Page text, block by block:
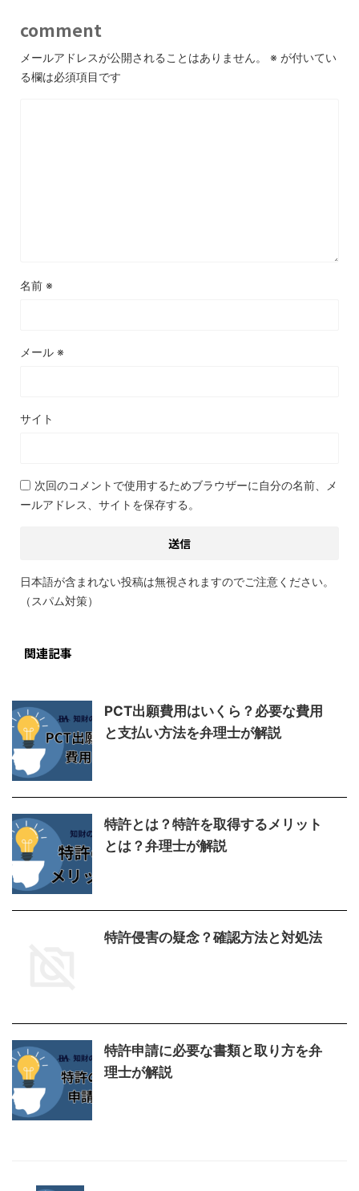
comment
メールアドレスが公開されることはありません。 ※ が付いてい
る欄は必須項目です
名前 ※
メール ※
サイト
次回のコメントで使用するためブラウザーに自分の名前、メ
ールアドレス、サイトを保存する。
日本語が含まれない投稿は無視されますのでご注意ください。
（スパム対策）
関連記事
PCT出願費用はいくら？必要な費用
と支払い方法を弁理士が解説
特許とは？特許を取得するメリット
とは？弁理士が解説
特許侵害の疑念？確認方法と対処法
特許申請に必要な書類と取り方を弁
理士が解説